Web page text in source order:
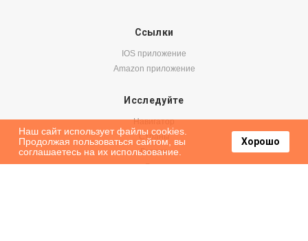
Ссылки
IOS приложение
Amazon приложение
Исследуйте
Навигатор
Страны
Города
Блог
Наш сайт использует файлы cookies.
Продолжая пользоваться сайтом, вы
соглашаетесь на их использование.
Хорошо